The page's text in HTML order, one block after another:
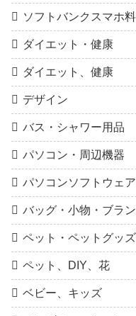
ソフトバンクスマホ
ダイエット・健康
ダイエット、健康
デザイン
バス・シャワー用品
パソコン・周辺機器
パソコンソフトウェア
バッグ・小物・ブラ
ペット・ペットグッズ
ペット、DIY、花
ベビー、キッズ